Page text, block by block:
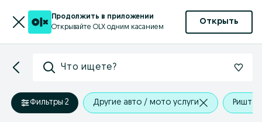
Продолжить в приложении
Открывайте OLX одним касанием
Открыть
Что ищете?
Фильтры·2 Другие авто / мото услуги Риштан